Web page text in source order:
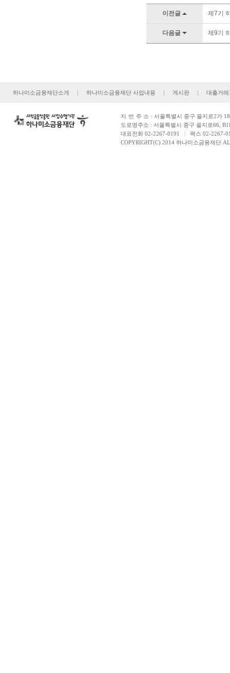
이전글 제7기
다음글 제9기
하나미소금융재단소개 | 하나미소금융재단 사업내용 | 게시판 | 대출거
지번주소 : 서울특별시 중구 을지로2가
도로명주소 : 서울특별시 중구 을지로66,
대표전화 02-2267-0191 | 팩스 02-2267-
COPYRIGHT(C) 2014 하나미소금융재단